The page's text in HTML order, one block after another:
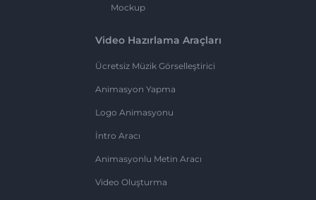
Mockup
Video Hazırlama Araçları
Ücretsiz Müzik Görselleştirici
Animasyon Yapma
Logo Animasyonu
İntro Aracı
Animasyonlu Metin Aracı
Video Oluşturma